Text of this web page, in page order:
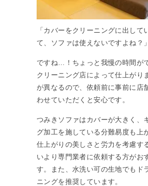
「カバーをクリーニングに出して
て、ソファは使えないですよね？」
ですね…！ちょっと我慢の時間が
クリーニング店によって仕上がり
が異なるので、依頼前に事前に店
わせていただくと安心です。
つみきソファはカバーが大きく、
グ加工を施している分難易度も上
仕上がりの美しさと労力を考慮す
いより専門業者に依頼する方がお
す。また、水洗い可の生地でもド
ニングを推奨しています。